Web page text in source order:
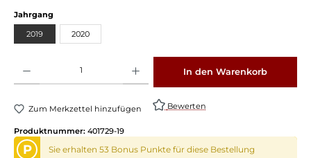
Jahrgang
2019 2020
In den Warenkorb
Zum Merkzettel hinzufügen Bewerten
Produktnummer: 401729-19
P Sie erhalten 53 Bonus Punkte für diese Bestellung